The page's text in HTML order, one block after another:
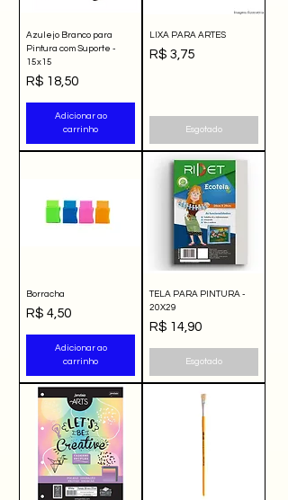
Azulejo Branco para
Pintura com Suporte -
15x15
Preço
R$ 18,50
Adicionar ao
carrinho
LIXA PARA ARTES
Preço
R$ 3,75
Esgotado
Borracha
Preço
R$ 4,50
Adicionar ao
carrinho
TELA PARA PINTURA -
20X29
Preço
R$ 14,90
Esgotado